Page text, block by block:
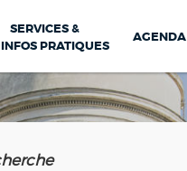
SERVICES &
INFOS PRATIQUES
AGENDA